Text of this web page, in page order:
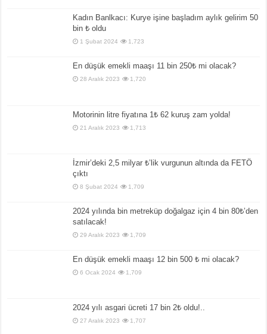
Kadın Banlkacı: Kurye işine başladım aylık gelirim 50
bin ₺ oldu
1 Şubat 2024 1,723
En düşük emekli maaşı 11 bin 250₺ mi olacak?
28 Aralık 2023 1,720
Motorinin litre fiyatına 1₺ 62 kuruş zam yolda!
21 Aralık 2023 1,713
İzmir’deki 2,5 milyar ₺’lik vurgunun altında da FETÖ
çıktı
8 Şubat 2024 1,709
2024 yılında bin metreküp doğalgaz için 4 bin 80₺’den
satılacak!
29 Aralık 2023 1,709
En düşük emekli maaşı 12 bin 500 ₺ mi olacak?
6 Ocak 2024 1,709
2024 yılı asgari ücreti 17 bin 2₺ oldu!..
27 Aralık 2023 1,707